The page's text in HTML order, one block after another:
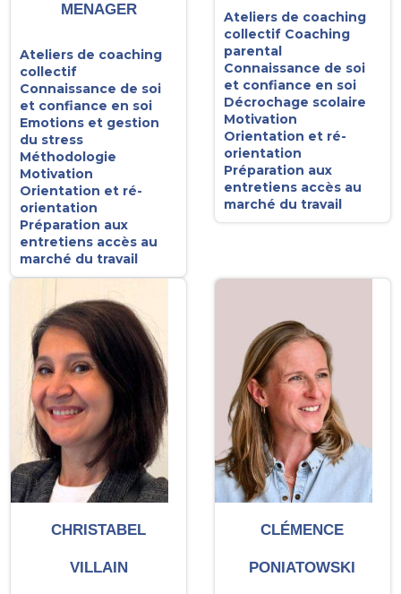
MENAGER
Ateliers de coaching
collectif
Connaissance de soi
et confiance en soi
Emotions et gestion
du stress
Méthodologie
Motivation
Orientation et ré-
orientation
Préparation aux
entretiens accès au
marché du travail
Ateliers de coaching
collectif Coaching
parental
Connaissance de soi
et confiance en soi
Décrochage scolaire
Motivation
Orientation et ré-
orientation
Préparation aux
entretiens accès au
marché du travail
CHRISTABEL
VILLAIN
CLÉMENCE
PONIATOWSKI